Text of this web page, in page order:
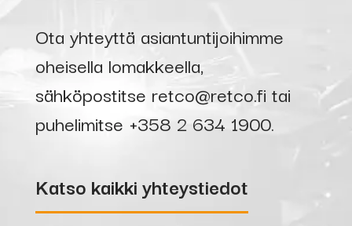
Ota yhteyttä asiantuntijoihimme
oheisella lomakkeella,
sähköpostitse retco@retco.fi tai
puhelimitse +358 2 634 1900.
Katso kaikki yhteystiedot